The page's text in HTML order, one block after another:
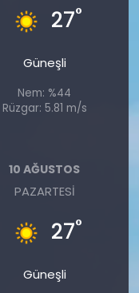
27°
Güneşli
Nem: %44
Rüzgar: 5.81 m/s
10 AĞUSTOS
PAZARTESI
27°
Güneşli